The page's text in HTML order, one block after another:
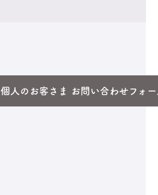
個人のお客さま お問い合わせフォー